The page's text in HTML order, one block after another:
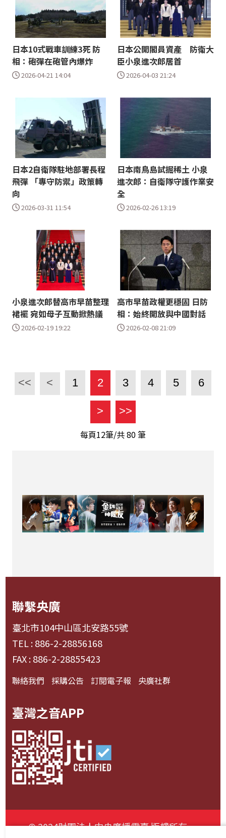
日本10式戰車訓練3死 防
相：砲彈在砲管內爆炸
2026-04-21 14:04
日本公開閣員資產 防衛大
臣小泉進次郎居首
2026-04-03 21:24
日本2自衛隊駐地部署長程
飛彈 「專守防禦」政策轉
向
2026-03-31 11:54
日本南鳥島試掘稀土 小泉
進次郎：自衛隊守護作業安
全
2026-02-26 13:19
小泉進次郎替高市早苗整理
裙襬 宛如母子互動掀熱議
2026-02-19 19:22
高市早苗政權更穩固 日防
相：始終開放與中國對話
2026-02-08 21:09
<< < 1 2 3 4 5 6
> >>
每頁12筆/共80筆
聯繫央廣
臺北市104中山區北安路55號
TEL : 886-2-28856168
FAX : 886-2-28855423
聯絡我們 採購公告 訂閱電子報 央廣社群
臺灣之音APP
© 2024財團法人中央廣播電臺 版權所有